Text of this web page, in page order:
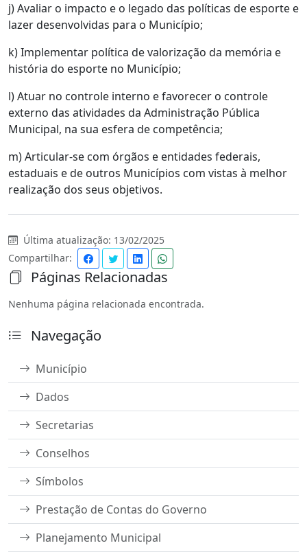
j) Avaliar o impacto e o legado das políticas de esporte e
lazer desenvolvidas para o Município;
k) Implementar política de valorização da memória e
história do esporte no Município;
l) Atuar no controle interno e favorecer o controle
externo das atividades da Administração Pública
Municipal, na sua esfera de competência;
m) Articular-se com órgãos e entidades federais,
estaduais e de outros Municípios com vistas à melhor
realização dos seus objetivos.
Última atualização: 13/02/2025
Compartilhar:
Páginas Relacionadas
Nenhuma página relacionada encontrada.
Navegação
Município
Dados
Secretarias
Conselhos
Símbolos
Prestação de Contas do Governo
Planejamento Municipal